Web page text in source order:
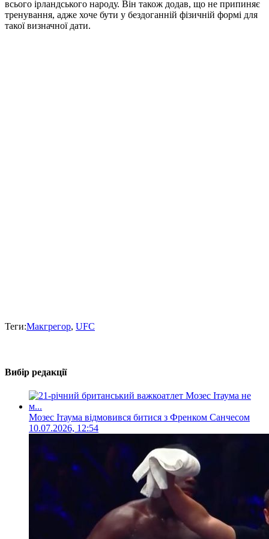
всього ірландського народу. Він також додав, що не припиняє
тренування, адже хоче бути у бездоганній фізичній формі для
такої визначної дати.
Теги:Макгрегор, UFC
Вибір редакції
Мозес Ітаума відмовився битися з Френком Санчесом
10.07.2026, 12:54